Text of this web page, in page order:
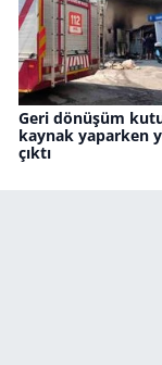
Geri dönüşüm
kaynak yaparken
çıktı